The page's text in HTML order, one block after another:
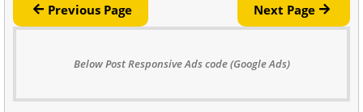
Previous Page Next Page
Below Post Responsive Ads code (Google Ads)